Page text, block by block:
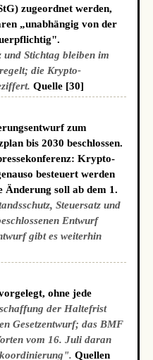
zugeordnet werden,
„unabhängig von der
und Stichtag bleiben im
die Krypto-
Quelle [30]
zum
bis 2030 beschlossen.
Krypto-
besteuert werden
soll ab dem 1.
Steuersatz und
Entwurf
gibt es weiterhin
ohne jede
der Haltefrist
Gesetzentwurf; das BMF
vom 16. Juli daran
Quellen